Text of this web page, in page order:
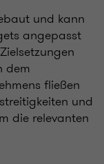
und kann
angepasst
dem
fließen
und
die relevanten